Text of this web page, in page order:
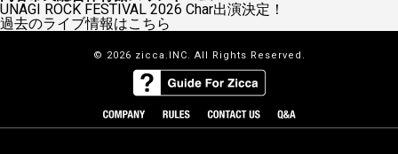
UNAGI ROCK FESTIVAL 2026 Char出演決定！
過去のライブ情報はこちら
© 2026 zicca.INC. All Rights Reserved.